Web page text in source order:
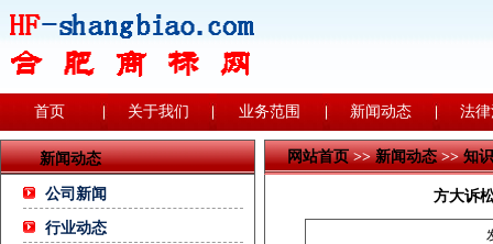
首页 关于我们 业务范围 新闻动态 法
新闻动态
公司新闻
行业动态
网站首页>>新闻动态>>知
方大诉